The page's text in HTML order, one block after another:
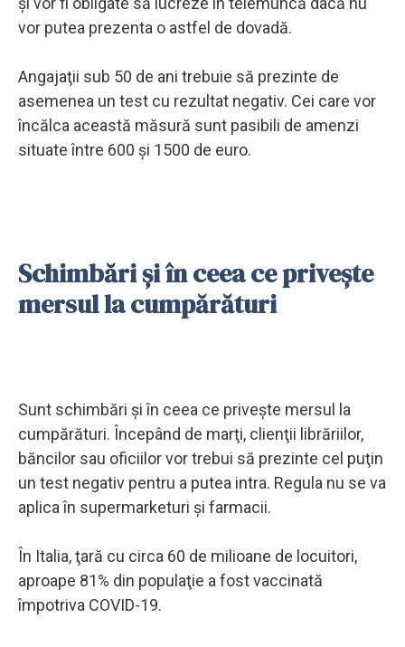
vor putea prezenta o astfel de dovadă.
Angajaţii sub 50 de ani trebuie să prezinte de
asemenea un test cu rezultat negativ. Cei care vor
încălca această măsură sunt pasibili de amenzi
situate între 600 şi 1500 de euro.
Schimbări şi în ceea ce priveşte
mersul la cumpărături
Sunt schimbări şi în ceea ce priveşte mersul la
cumpărături. Începând de marţi, clienţii librăriilor,
băncilor sau oficiilor vor trebui să prezinte cel puţin
un test negativ pentru a putea intra. Regula nu se va
aplica în supermarketuri şi farmacii.
În Italia, ţară cu circa 60 de milioane de locuitori,
aproape 81% din populaţie a fost vaccinată
împotriva COVID-19.